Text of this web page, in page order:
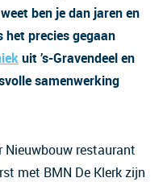
ben je dan jaren en
het precies gegaan
uit ’s-Gravendeel en
samenwerking
Nieuwbouw restaurant
met BMN De Klerk zijn